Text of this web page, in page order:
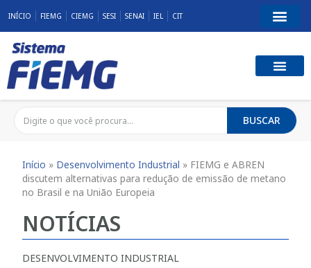
INÍCIO FIEMG CIEMG SESI SENAI IEL CIT
BUSCAR
Início » Desenvolvimento Industrial » FIEMG e ABREN
discutem alternativas para redução de emissão de metano
no Brasil e na União Europeia
NOTÍCIAS
DESENVOLVIMENTO INDUSTRIAL